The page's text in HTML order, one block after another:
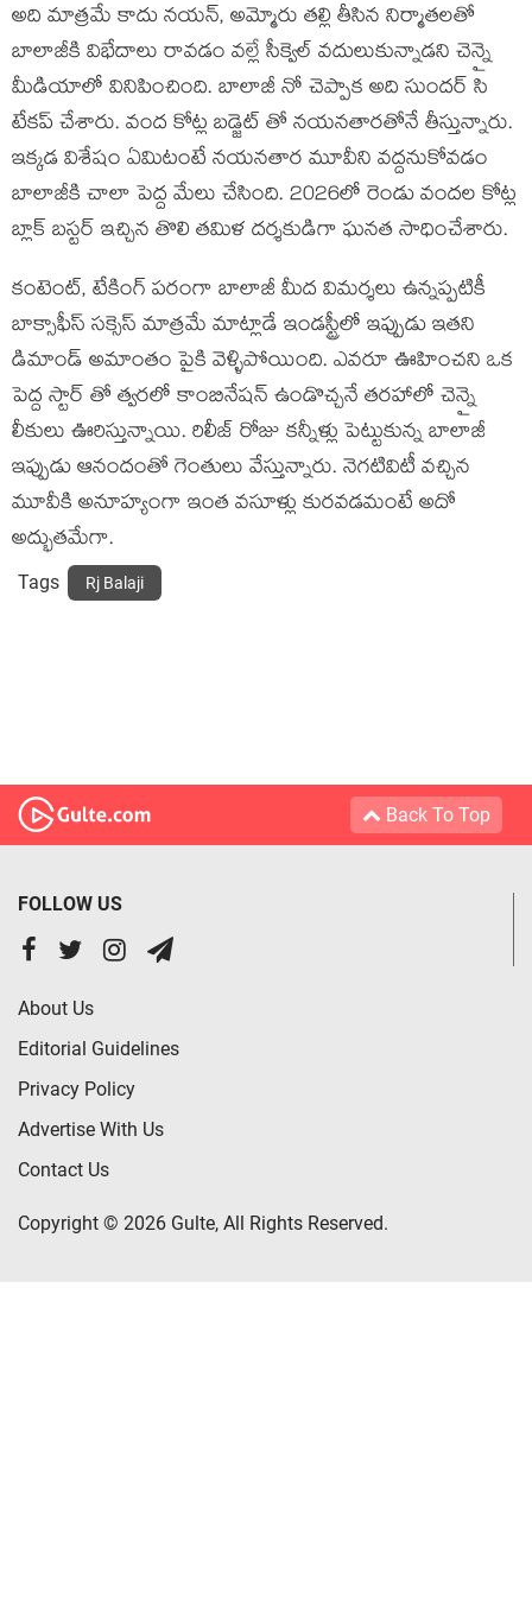
అది మాత్రమే కాదు నయన్, అమ్మోరు తల్లి తీసిన నిర్మాతలతో
బాలాజీకి విభేదాలు రావడం వల్లే సీక్వెల్ వదులుకున్నాడని చెన్నై
మీడియాలో వినిపించింది. బాలాజీ నో చెప్పాక అది సుందర్ సి
టేకప్ చేశారు. వంద కోట్ల బడ్జెట్ తో నయనతారతోనే తీస్తున్నారు.
ఇక్కడ విశేషం ఏమిటంటే నయనతార మూవీని వద్దనుకోవడం
బాలాజీకి చాలా పెద్ద మేలు చేసింది. 2026లో రెండు వందల కోట్ల
బ్లాక్ బస్టర్ ఇచ్చిన తొలి తమిళ దర్శకుడిగా ఘనత సాధించేశారు.
కంటెంట్, టేకింగ్ పరంగా బాలాజీ మీద విమర్శలు ఉన్నప్పటికీ
బాక్సాఫీస్ సక్సెస్ మాత్రమే మాట్లాడే ఇండస్ట్రీలో ఇప్పుడు ఇతని
డిమాండ్ అమాంతం పైకి వెళ్ళిపోయింది. ఎవరూ ఊహించని ఒక
పెద్ద స్టార్ తో త్వరలో కాంబినేషన్ ఉండొచ్చనే తరహాలో చెన్నై
లీకులు ఊరిస్తున్నాయి. రిలీజ్ రోజు కన్నీళ్లు పెట్టుకున్న బాలాజీ
ఇప్పుడు ఆనందంతో గెంతులు వేస్తున్నారు. నెగటివిటీ వచ్చిన
మూవీకి అనూహ్యంగా ఇంత వసూళ్లు కురవడమంటే అదో
అద్భుతమేగా.
Tags Rj Balaji
Back To Top
FOLLOW US
About Us
Editorial Guidelines
Privacy Policy
Advertise With Us
Contact Us
Copyright © 2026 Gulte, All Rights Reserved.